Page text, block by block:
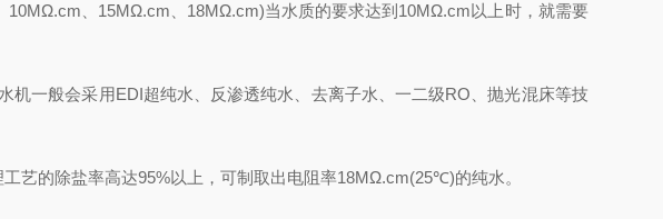
、15MΩ.cm、18MΩ.cm)当水质的要求达到10MΩ.cm以上时，就需要
一般会采用EDI超纯水、反渗透纯水、去离子水、一二级RO、抛光混床等技
的除盐率高达95%以上，可制取出电阻率18MΩ.cm(25℃)的纯水。